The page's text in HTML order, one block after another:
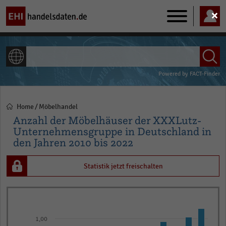
Main
navigation
Powered by FACT-Finder
Pfadnavigation
Home Möbelhandel
Anzahl der Möbelhäuser der XXXLutz-
Unternehmensgruppe in Deutschland in
den Jahren 2010 bis 2022
Statistik jetzt freischalten
1,00